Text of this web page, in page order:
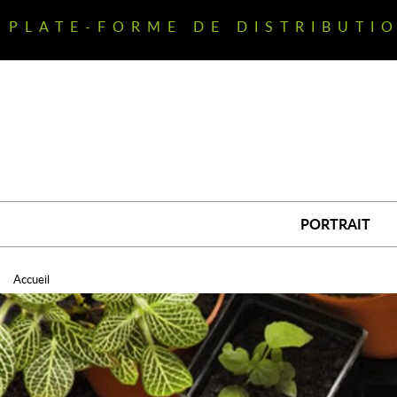
au
principal
PLATE-FORME DE
PORTRAIT
Accueil